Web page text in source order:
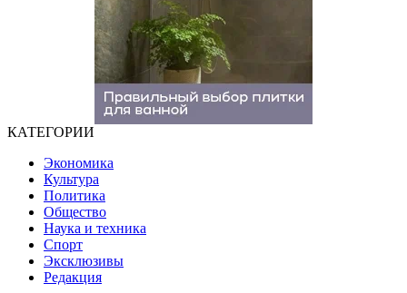
КАТЕГОРИИ
Экономика
Культура
Политика
Общество
Наука и техника
Спорт
Эксклюзивы
Редакция